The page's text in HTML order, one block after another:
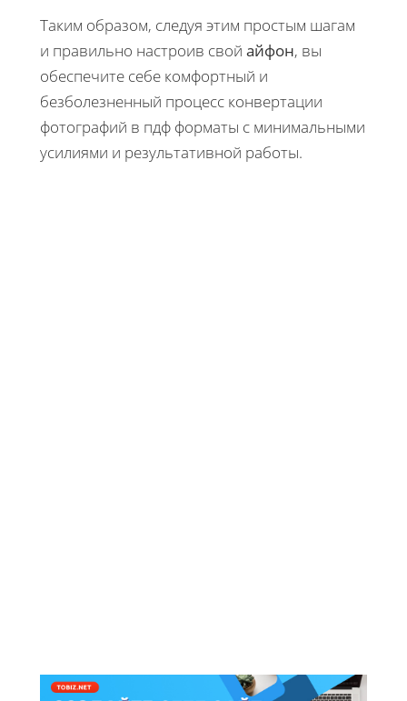
Таким образом, следуя этим простым шагам
и правильно настроив свой айфон, вы
обеспечите себе комфортный и
безболезненный процесс конвертации
фотографий в пдф форматы с минимальными
усилиями и результативной работы.